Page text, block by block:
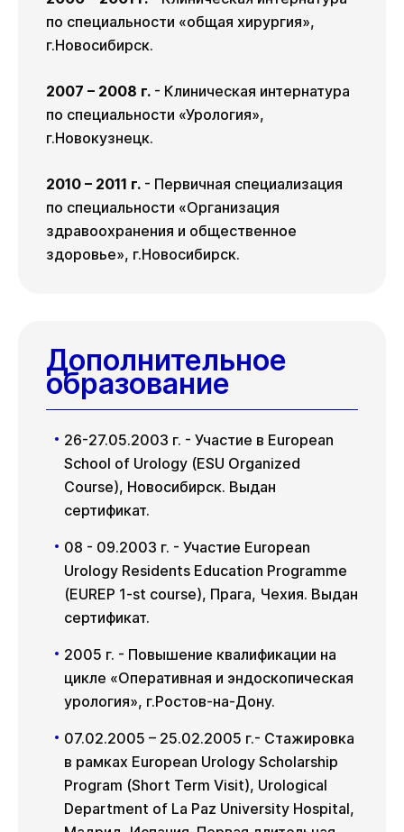
по специальности «общая хирургия»,
г.Новосибирск.
2007 – 2008 г. - Клиническая интернатура
по специальности «Урология»,
г.Новокузнецк.
2010 – 2011 г. - Первичная специализация
по специальности «Организация
здравоохранения и общественное
здоровье», г.Новосибирск.
Дополнительное
образование
26-27.05.2003 г. - Участие в European
School of Urology (ESU Organized
Course), Новосибирск. Выдан
сертификат.
08 - 09.2003 г. - Участие European
Urology Residents Education Programme
(EUREP 1-st course), Прага, Чехия. Выдан
сертификат.
2005 г. - Повышение квалификации на
цикле «Оперативная и эндоскопическая
урология», г.Ростов-на-Дону.
07.02.2005 – 25.02.2005 г.- Стажировка
в рамках European Urology Scholarship
Program (Short Term Visit), Urological
Department of La Paz University Hospital,